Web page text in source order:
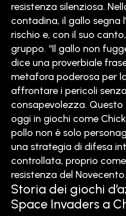
resistenza silenziosa.
contadina, il gallo segna
rischio e, con il suo
gruppo. “Il gallo non
dice una proverbiale
metafora poderosa per
affrontare i pericoli
consapevolezza.
oggi in giochi come
pollo non è solo
una strategia di difesa
controllata, proprio
resistenza del Novecento.
Storia dei giochi
Space Invaders a